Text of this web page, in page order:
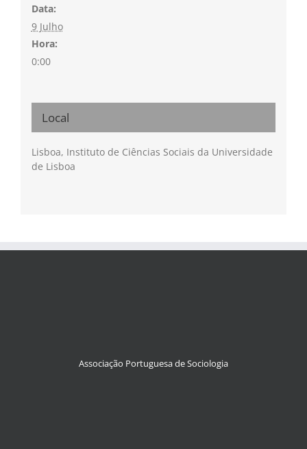
Data:
9 Julho
Hora:
0:00
Local
Lisboa, Instituto de Ciências Sociais da Universidade
de Lisboa
Associação Portuguesa de Sociologia